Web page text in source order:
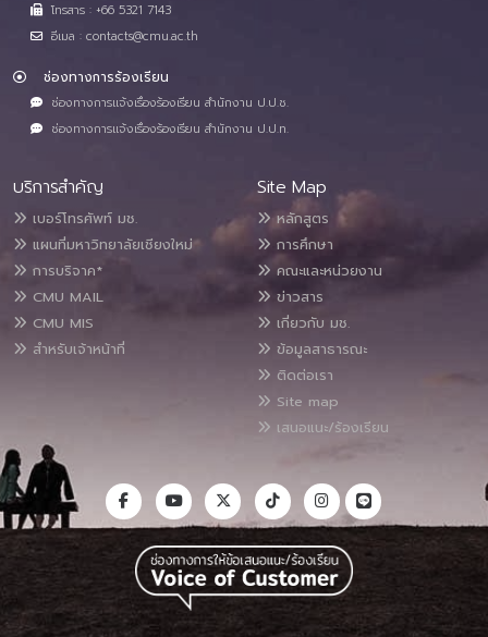
โทรสาร : +66 5321 7143
อีเมล : contacts@cmu.ac.th
ช่องทางการร้องเรียน
ช่องทางการแจ้งเรื่องร้องเรียน สำนักงาน ป.ป.ช.
ช่องทางการแจ้งเรื่องร้องเรียน สำนักงาน ป.ป.ท.
บริการสำคัญ
เบอร์โทรศัพท์ มช.
แผนที่มหาวิทยาลัยเชียงใหม่
การบริจาค*
CMU MAIL
CMU MIS
สำหรับเจ้าหน้าที่
Site Map
หลักสูตร
การศึกษา
คณะและหน่วยงาน
ข่าวสาร
เกี่ยวกับ มช.
ข้อมูลสาธารณะ
ติดต่อเรา
Site map
เสนอแนะ/ร้องเรียน